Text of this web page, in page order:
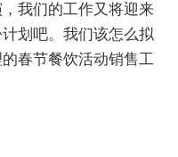
我们的工作又将迎来
划吧。我们该怎么拟
春节餐饮活动销售工